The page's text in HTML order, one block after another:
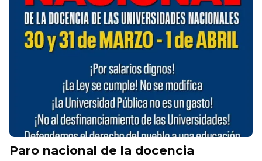
Paro nacional de la docencia